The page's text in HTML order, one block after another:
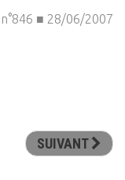
■ 28/06/2007
SUIVANT